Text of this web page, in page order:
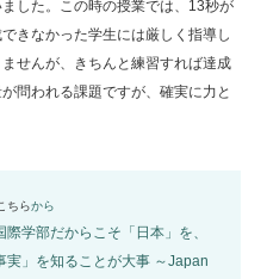
した。この時の授業では、13秒が
きなかった学生には厳しく指導し
せんが、きちんと練習すれば達成
問われる課題ですが、確実に力と
ちらから
際学部だからこそ「日本」を、
実」を知ることが大事 ～Japan